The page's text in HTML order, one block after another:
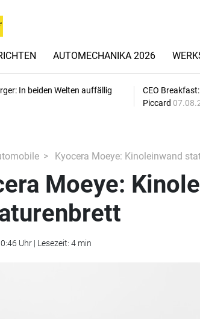
AUTOMECHANIKA 2026
In beiden Welten auffällig
CEO
Piccard
Kyocera Moeye: Kinoleinwand
Moeye:
Uhr | Lesezeit: 4 min